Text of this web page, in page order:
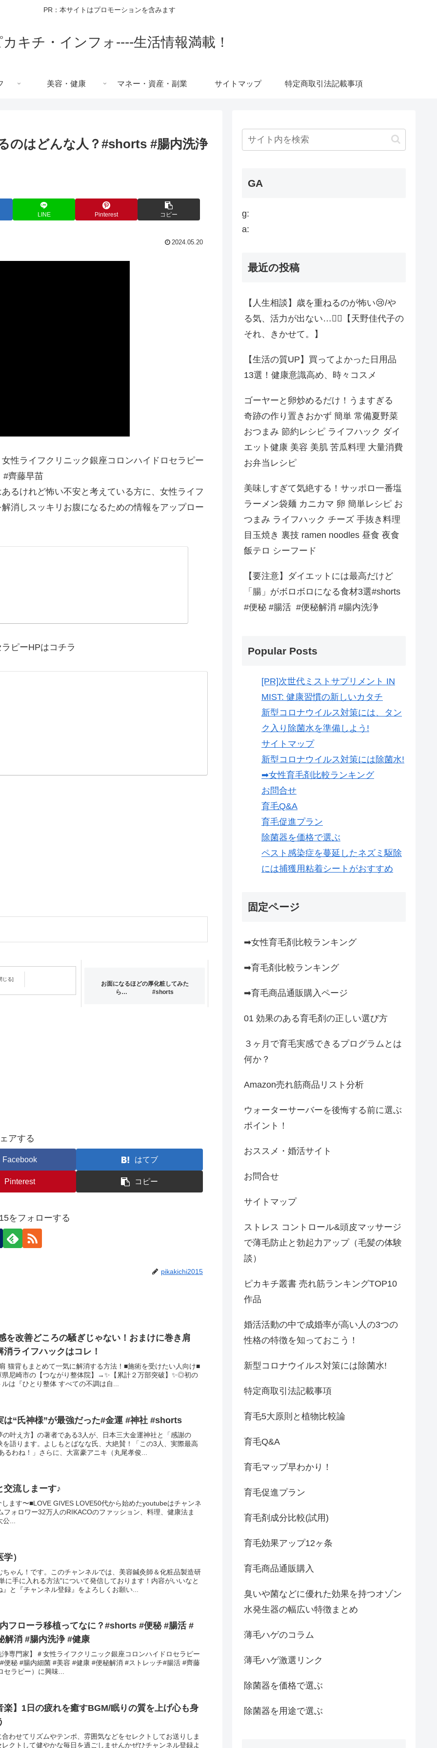
PR：本サイトはプロモーションを含みます
キチ・インフォ----生活情報満載！
美容・健康 マネー・資産・副業 サイトマップ 特定商取引法記載事項
のはどんな人？#shorts #腸内洗浄
LINE Pinterest コピー
2024.05.20
性ライフクリニック銀座コロンハイドロセラピー
#齊藤早苗
るけれど怖い不安と考えている方に、女性ライフ
消しスッキリお腹になるための情報をアップロー
ピーHPはコチラ
お面になるほどの厚化粧してみた
ら… #shorts
アする
Facebook はてブ
Pinterest コピー
をフォローする
pikakichi2015
を改善どころの騒ぎじゃない！おまけに巻き肩
ライフハックはコレ！
猫背もまとめて一気に解消する方法！■施術を受けたい人向け■
尼崎市の【つながり整体院】→✨【累計２万部突破】✨◎初の
は『ひとり整体 すべての不調は自...
【日本一の金運神社】実は“氏神様”が最強だった#金運 #神社 #shorts
叶え方】の著者である3人が、日本三大金運神社と「感謝の
語ります。よしもとばなな氏、大絶賛！「この3人、実際最高
るわね！」さらに、大富豪アニキ（丸尾孝俊...
交流しまーす♪
ます〜■LOVE GIVES LOVE50代から始めたyoutubeはチャンネ
ォロワー32万人のRIKACOのファッション、料理、健康法ま
公...
）
ゃん！です。このチャンネルでは、美容鍼灸師＆化粧品製造研
に手に入れる方法"について発信しております！内容がいいなと
と『チャンネル登録』をよろしくお願い...
フローラ移植ってなに？#shorts #便秘 #腸活 #
解消 #腸内洗浄 #健康
専門家】＃女性ライフクリニック銀座コロンハイドロセラピー
便秘 #腸内細菌 #美容 #健康 #便秘解消 #ストレッチ#腸活 #齊藤
セラピー）に興味...
楽】1日の疲れを癒すBGM/眠りの質を上げ心も身
わせてリズムやテンポ、雰囲気などをセレクトしてお送りしま
クトして健やかな毎日を過ごしませんかぜひチャンネル登録よ
GA
g:
a:
最近の投稿
【人生相談】歳を重ねるのが怖い😢/や
る気、活力が出ない…😮‍💨【天野佳代子の
それ、きかせて。】
【生活の質UP】買ってよかった日用品
13選！健康意識高め、時々コスメ
ゴーヤーと卵炒めるだけ！うますぎる
奇跡の作り置きおかず 簡単 常備夏野菜
おつまみ 節約レシピ ライフハック ダイ
エット健康 美容 美肌 苦瓜料理 大量消費
お弁当レシピ
美味しすぎて気絶する！サッポロ一番塩
ラーメン袋麺 カニカマ 卵 簡単レシピ お
つまみ ライフハック チーズ 手抜き料理
目玉焼き 裏技 ramen noodles 昼食 夜食
飯テロ シーフード
【要注意】ダイエットには最高だけど
「腸」がボロボロになる食材3選#shorts
#便秘 #腸活 #便秘解消 #腸内洗浄
Popular Posts
[PR]次世代ミストサプリメント IN
MIST: 健康習慣の新しいカタチ
新型コロナウイルス対策には、タン
ク入り除菌水を準備しよう!
サイトマップ
新型コロナウイルス対策には除菌水!
➡女性育毛剤比較ランキング
お問合せ
育毛Q&A
育毛促進プラン
除菌器を価格で選ぶ
ペスト感染症を蔓延したネズミ駆除
には捕獲用粘着シートがおすすめ
固定ページ
➡女性育毛剤比較ランキング
➡育毛剤比較ランキング
➡育毛商品通販購入ページ
01 効果のある育毛剤の正しい選び方
３ヶ月で育毛実感できるプログラムとは
何か？
Amazon売れ筋商品リスト分析
ウォーターサーバーを後悔する前に選ぶ
ポイント！
おススメ・婚活サイト
お問合せ
サイトマップ
ストレス コントロール&頭皮マッサージ
で薄毛防止と勃起力アップ（毛髪の体験
談）
ピカキチ叢書 売れ筋ランキングTOP10
作品
婚活活動の中で成婚率が高い人の3つの
性格の特徴を知っておこう！
新型コロナウイルス対策には除菌水!
特定商取引法記載事項
育毛5大原則と植物比較論
育毛Q&A
育毛マップ早わかり！
育毛促進プラン
育毛剤成分比較(試用)
育毛効果アップ12ヶ条
育毛商品通販購入
臭いや菌などに優れた効果を持つオゾン
水発生器の幅広い特徴まとめ
薄毛ハゲのコラム
薄毛ハゲ激選リンク
除菌器を価格で選ぶ
除菌器を用途で選ぶ